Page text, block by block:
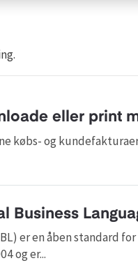
eller print
købs- og
Business
er en åben standard
og er...